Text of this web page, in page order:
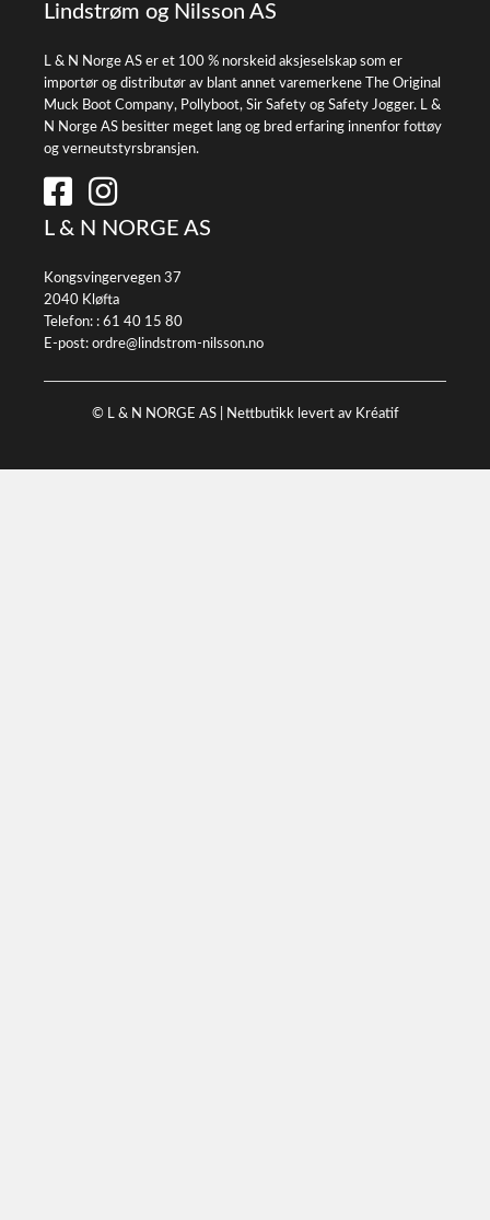
Lindstrøm og Nilsson AS
L & N Norge AS er et 100 % norskeid aksjeselskap som er
importør og distributør av blant annet varemerkene The Original
Muck Boot Company, Pollyboot, Sir Safety og Safety Jogger. L &
N Norge AS besitter meget lang og bred erfaring innenfor fottøy
og verneutstyrsbransjen.
L & N NORGE AS
Kongsvingervegen 37
2040 Kløfta
Telefon: : 61 40 15 80
E-post: ordre@lindstrom-nilsson.no
© L & N NORGE AS | Nettbutikk levert av Kréatif